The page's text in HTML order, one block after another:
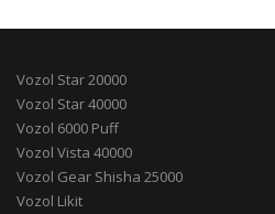
Vozol Star 20000
Vozol Star 40000
Vozol 6000 Puff
Vozol Vista 40000
Vozol Gear Shisha 25000
Vozol Likit